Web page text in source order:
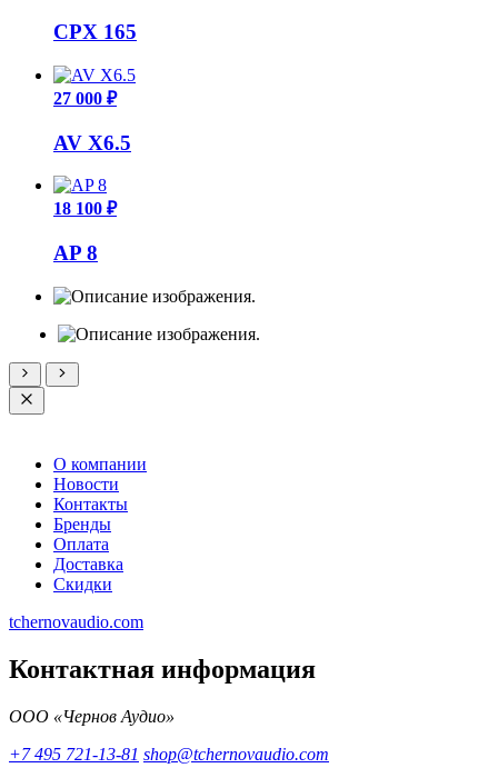
CPX 165
27 000 ₽
AV X6.5
18 100 ₽
AP 8
О компании
Новости
Контакты
Бренды
Оплата
Доставка
Скидки
tchernovaudio.com
Контактная информация
ООО «Чернов Аудио»
+7 495 721-13-81 shop@tchernovaudio.com